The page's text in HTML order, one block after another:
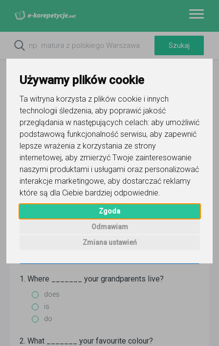
Używamy plików cookie
Ta witryna korzysta z plików cookie i innych
technologii śledzenia, aby poprawić jakość
przeglądania w następujących celach: aby umożliwić
podstawową funkcjonalność serwisu, aby zapewnić
lepsze wrażenia z korzystania ze strony
internetowej, aby zmierzyć Twoje zainteresowanie
naszymi produktami i usługami oraz personalizować
interakcje marketingowe, aby dostarczać reklamy
które są dla Ciebie bardziej odpowiednie
Zgoda
Odmawiam
Zmiana ustawień
Test poziomujący z języka
angielskiego
×
Jak Ci idzie nauka języka angielskiego?
Sprawdź swój poziom, rozwiązując test
składający się z 40 pytań. Do wyboru masz 3
Jeśli nie znasz odpowiedzi na jakieś pytanie,
1. Where _______ your grandparents live?
does
is
do
2. What _______ your favourite colour?